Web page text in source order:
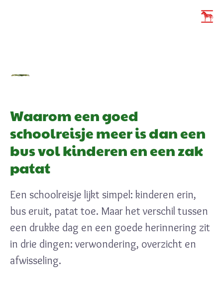
Waarom een goed
schoolreisje meer is dan een
bus vol kinderen en een zak
patat
Een schoolreisje lijkt simpel: kinderen erin,
bus eruit, patat toe. Maar het verschil tussen
een drukke dag en een goede herinnering zit
in drie dingen: verwondering, overzicht en
afwisseling.